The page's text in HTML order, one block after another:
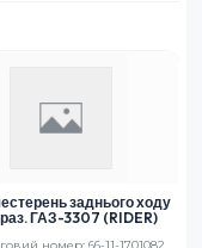
заднього ходу
ГАЗ-3307 (RIDER)
номер: 66-11-1701082